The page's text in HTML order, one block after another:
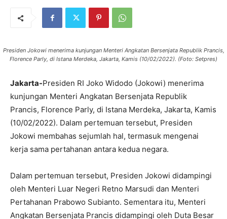
Presiden Jokowi menerima kunjungan Menteri Angkatan Bersenjata Republik Prancis,
Florence Parly, di Istana Merdeka, Jakarta, Kamis (10/02/2022). (Foto: Setpres)
Jakarta-Presiden RI Joko Widodo (Jokowi) menerima
kunjungan Menteri Angkatan Bersenjata Republik
Prancis, Florence Parly, di Istana Merdeka, Jakarta, Kamis
(10/02/2022). Dalam pertemuan tersebut, Presiden
Jokowi membahas sejumlah hal, termasuk mengenai
kerja sama pertahanan antara kedua negara.
Dalam pertemuan tersebut, Presiden Jokowi didampingi
oleh Menteri Luar Negeri Retno Marsudi dan Menteri
Pertahanan Prabowo Subianto. Sementara itu, Menteri
Angkatan Bersenjata Prancis didampingi oleh Duta Besar